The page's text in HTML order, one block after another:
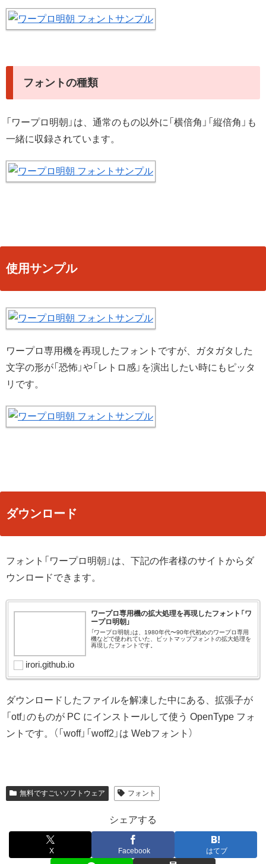
フォントの種類
「ワープロ明朝」は、通常のもの以外に「横倍角」「縦倍角」も
一緒に収録されています。
使用サンプル
ワープロ専用機を再現したフォントですが、ガタガタした
文字の形が「恐怖」や「レトロ感」を演出したい時にもピッタ
リです。
ダウンロード
フォント「ワープロ明朝」は、下記の作者様のサイトからダ
ウンロードできます。
ワープロ専用機の拡大処理を再現したフォント「ワ
ープロ明朝」
「ワープロ明朝」は、1980年代〜90年代初めのワープロ専用
機などで使われていた、ビットマップフォントの拡大処理を
再現したフォントです。
irori.github.io
ダウンロードしたファイルを解凍した中にある、拡張子が
「otf」のものが PC にインストールして使う OpenType フォ
ントです。（「woff」「woff2」は Webフォント）
無料ですごいソフトウェア フォント
シェアする
X Facebook はてブ